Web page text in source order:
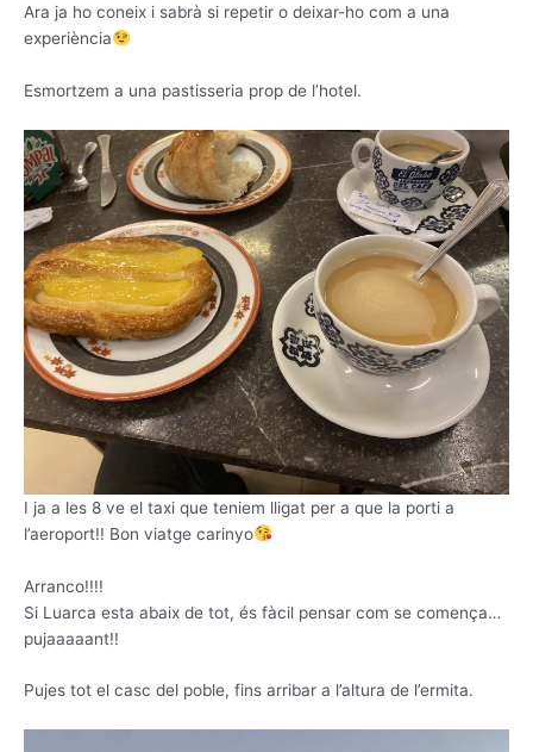
Ara ja ho coneix i sabrà si repetir o deixar-ho com a una
experiència
Esmortzem a una pastisseria prop de l’hotel.
I ja a les 8 ve el taxi que teniem lligat per a que la porti a
l’aeroport!! Bon viatge carinyo
Arranco!!!!
Si Luarca esta abaix de tot, és fàcil pensar com se comença…
pujaaaaant!!
Pujes tot el casc del poble, fins arribar a l’altura de l’ermita.